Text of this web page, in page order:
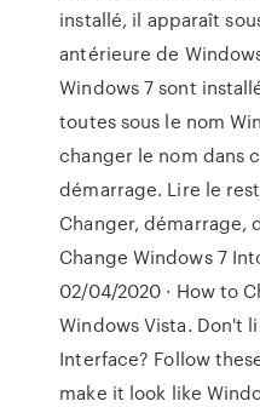
installé, il apparaît
antérieure de
Windows 7 sont
toutes sous le nom
changer le nom dans
démarrage. Lire le
Changer, démarrage,
Change Windows 7
02/04/2020 · How to
Windows Vista. Don't
Interface? Follow
make it look like